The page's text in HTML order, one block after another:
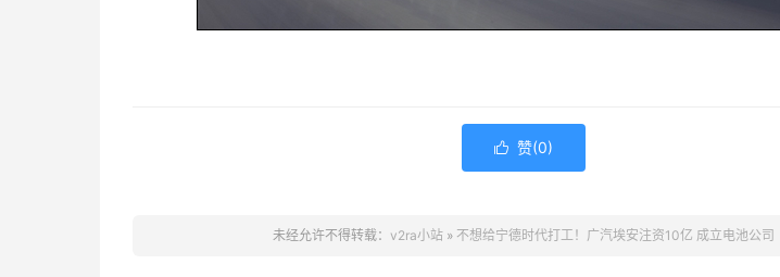
 赞(0)
未经允许不得转载： v2ra小站 » 不想给宁德时代打工！广汽埃安注资10亿 成立电池公司